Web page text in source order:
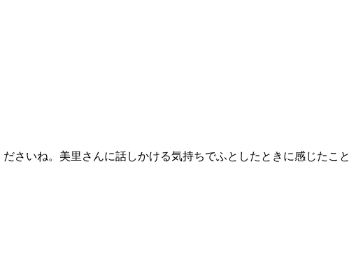
さいね。美里さんに話しかける気持ちでふとしたときに感じたこと